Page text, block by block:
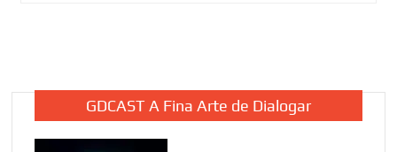
GDCAST A Fina Arte de Dialogar